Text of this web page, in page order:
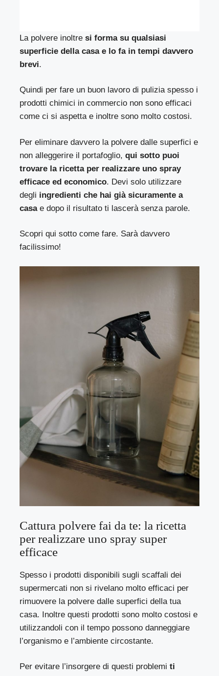
La polvere inoltresi forma su qualsiasi
superficie della casa e lo fa in tempi davvero
brevi.
Quindi per fare un buon lavoro di pulizia spesso i
prodotti chimici in commercio non sono efficaci
come ci si aspetta e inoltre sono molto costosi.
Per eliminare davvero la polvere dalle superfici e
non alleggerire il portafoglio,qui sotto puoi
trovare la ricetta per realizzare uno spray
efficace ed economico. Devi solo utilizzare
degli ingredienti che hai già sicuramente a
casae dopo il risultato ti lascerà senza parole.
Scopri qui sotto come fare. Sarà davvero
facilissimo!
Cattura polvere fai da te: la ricetta
per realizzare uno spray super
efficace
Spesso i prodotti disponibili sugli scaffali dei
supermercati non si rivelano molto efficaci per
rimuovere la polvere dalle superfici della tua
casa. Inoltre questi prodotti sono molto costosi e
utilizzandoli con il tempo possono danneggiare
l’organismo e l’ambiente circostante.
Per evitare l’insorgere di questi problemiti